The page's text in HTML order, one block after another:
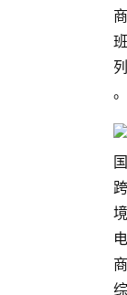
商
班
列
。